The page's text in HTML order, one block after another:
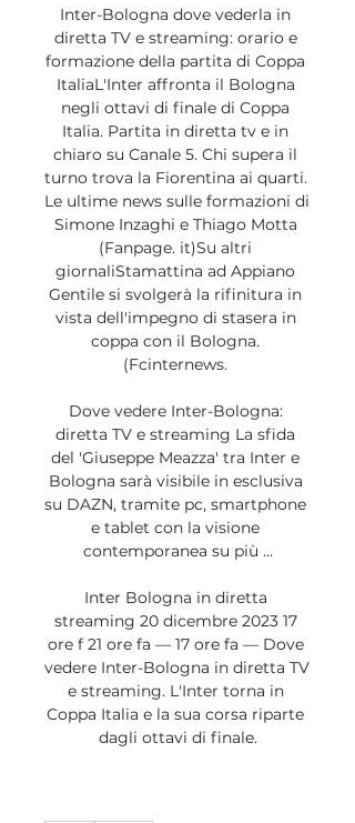
Inter-Bologna dove vederla in
diretta TV e streaming: orario e
formazione della partita di Coppa
ItaliaL'Inter affronta il Bologna
negli ottavi di finale di Coppa
Italia. Partita in diretta tv e in
chiaro su Canale 5. Chi supera il
turno trova la Fiorentina ai quarti.
Le ultime news sulle formazioni di
Simone Inzaghi e Thiago Motta
(Fanpage. it)Su altri
giornaliStamattina ad Appiano
Gentile si svolgerà la rifinitura in
vista dell'impegno di stasera in
coppa con il Bologna.
(Fcinternews.
Dove vedere Inter-Bologna:
diretta TV e streaming La sfida
del 'Giuseppe Meazza' tra Inter e
Bologna sarà visibile in esclusiva
su DAZN, tramite pc, smartphone
e tablet con la visione
contemporanea su più ...
Inter Bologna in diretta
streaming 20 dicembre 2023 17
ore f 21 ore fa — 17 ore fa — Dove
vedere Inter-Bologna in diretta TV
e streaming. L'Inter torna in
Coppa Italia e la sua corsa riparte
dagli ottavi di finale.